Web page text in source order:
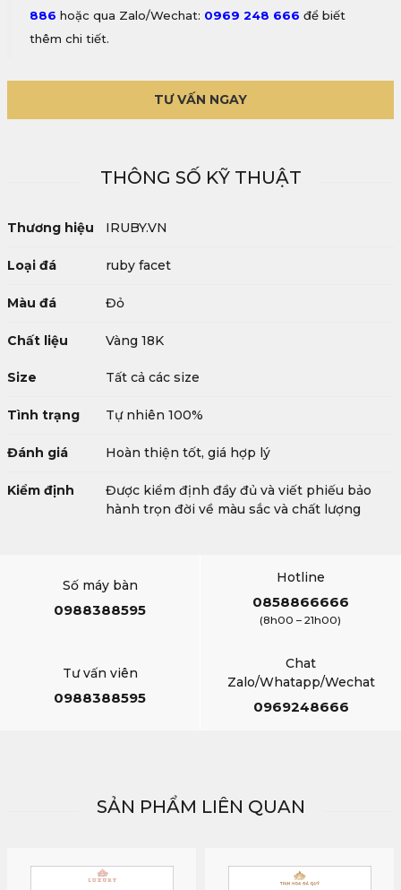
886 hoặc qua Zalo/Wechat: 0969 248 666 để biết
thêm chi tiết.
TƯ VẤN NGAY
THÔNG SỐ KỸ THUẬT
Thương hiệu IRUBY.VN
Loại đá ruby facet
Màu đá Đỏ
Chất liệu Vàng 18K
Size Tất cả các size
Tình trạng Tự nhiên 100%
Đánh giá Hoàn thiện tốt, giá hợp lý
Kiểm định
Được kiểm định đầy đủ và viết phiếu bảo
hành trọn đời về màu sắc và chất lượng
Số máy bàn
0988388595
Hotline
0858866666
(8h00 – 21h00)
Tư vấn viên
0988388595
Chat
Zalo/Whatapp/Wechat
0969248666
SẢN PHẨM LIÊN QUAN